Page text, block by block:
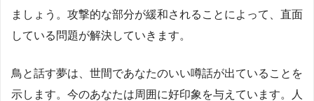
ましょう。攻撃的な部分が緩和されることによって、直面
している問題が解決していきます。
鳥と話す夢は、世間であなたのいい噂話が出ていることを
示します。今のあなたは周囲に好印象を与えています。人